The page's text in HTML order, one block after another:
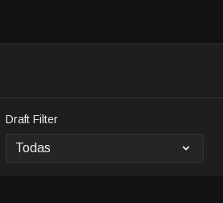
Draft Filter